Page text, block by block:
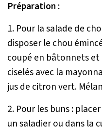
Préparation :
1. Pour la salade de
disposer le chou
coupé en bâtonnets et
ciselés avec la
jus de citron vert.
2. Pour les buns :
un saladier ou dans la